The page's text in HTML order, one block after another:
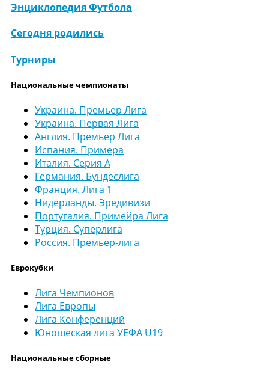
Энциклопедия Футбола
Сегодня родились
Турниры
Национальные чемпионаты
Украина. Премьер Лига
Украина. Первая Лига
Англия. Премьер Лига
Испания. Примера
Италия. Серия А
Германия. Бундеслига
Франция. Лига 1
Нидерланды. Эредивизи
Португалия. Примейра Лига
Турция. Суперлига
Россия. Премьер-лига
Еврокубки
Лига Чемпионов
Лига Европы
Лига Конференций
Юношеская лига УЕФА U19
Национальные сборные